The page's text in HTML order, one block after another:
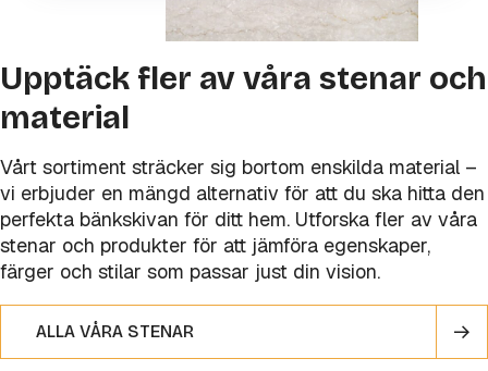
Upptäck fler av våra stenar och
material
Vårt sortiment sträcker sig bortom enskilda material –
vi erbjuder en mängd alternativ för att du ska hitta den
perfekta bänkskivan för ditt hem. Utforska fler av våra
stenar och produkter för att jämföra egenskaper,
färger och stilar som passar just din vision.
ALLA VÅRA STENAR